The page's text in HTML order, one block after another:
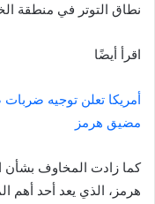
نطاق التوتر في منطقة
اقرأ أيضًا
أمريكا تعلن توجيه
مضيق هرمز
كما زادت المخاوف بشأن
هرمز، الذي يعد أحد أهم